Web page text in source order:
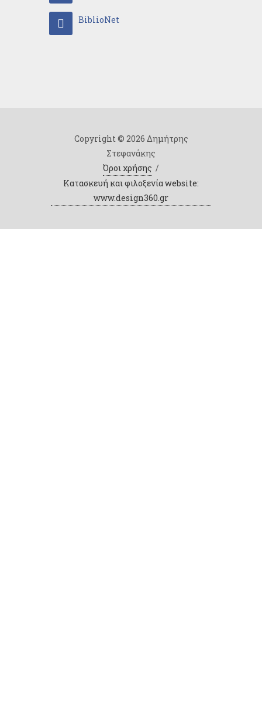
BiblioNet
Copyright © 2026 Δημήτρης
Στεφανάκης
Όροι χρήσης /
Κατασκευή και φιλοξενία website:
www.design360.gr